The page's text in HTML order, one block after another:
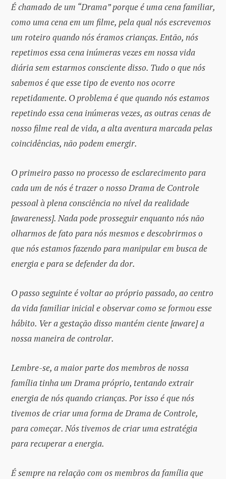
É chamado de um “Drama” porque é uma cena familiar,
como uma cena em um filme, pela qual nós escrevemos
um roteiro quando nós éramos crianças. Então, nós
repetimos essa cena inúmeras vezes em nossa vida
diária sem estarmos consciente disso. Tudo o que nós
sabemos é que esse tipo de evento nos ocorre
repetidamente. O problema é que quando nós estamos
repetindo essa cena inúmeras vezes, as outras cenas de
nosso filme real de vida, a alta aventura marcada pelas
coincidências, não podem emergir.
O primeiro passo no processo de esclarecimento para
cada um de nós é trazer o nosso Drama de Controle
pessoal à plena consciência no nível da realidade
[awareness]. Nada pode prosseguir enquanto nós não
olharmos de fato para nós mesmos e descobrirmos o
que nós estamos fazendo para manipular em busca de
energia e para se defender da dor.
O passo seguinte é voltar ao próprio passado, ao centro
da vida familiar inicial e observar como se formou esse
hábito. Ver a gestação disso mantém ciente [aware] a
nossa maneira de controlar.
Lembre-se, a maior parte dos membros de nossa
família tinha um Drama próprio, tentando extrair
energia de nós quando crianças. Por isso é que nós
tivemos de criar uma forma de Drama de Controle,
para começar. Nós tivemos de criar uma estratégia
para recuperar a energia.
É sempre na relação com os membros da família que